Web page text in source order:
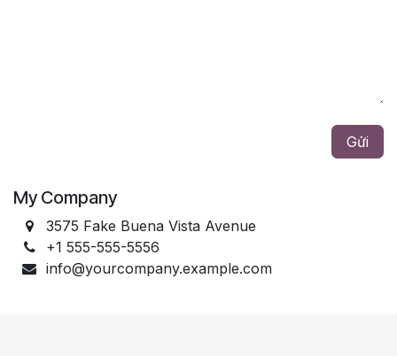
Gửi
My Company
3575 Fake Buena Vista Avenue
+1 555-555-5556
info@yourcompany.example.com